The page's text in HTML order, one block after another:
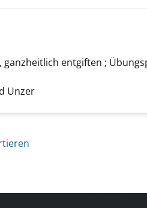
entgiften ;
Unzer